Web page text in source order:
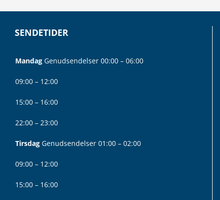
SENDETIDER
Mandag Genudsendelser 00:00 – 06:00
09:00 – 12:00
15:00 – 16:00
22:00 – 23:00
Tirsdag Genudsendelser 01:00 – 02:00
09:00 – 12:00
15:00 – 16:00